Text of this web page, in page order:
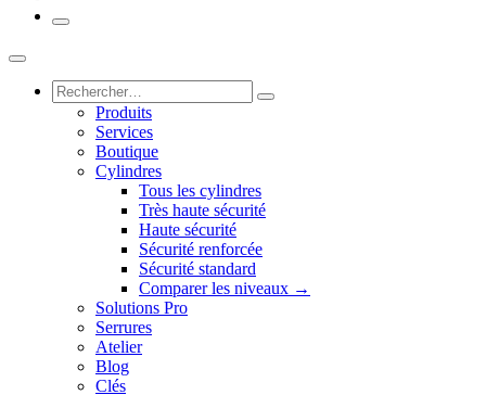
Produits
Services
Boutique
Cylindres
Tous les cylindres
Très haute sécurité
Haute sécurité
Sécurité renforcée
Sécurité standard
Comparer les niveaux →
Solutions Pro
Serrures
Atelier
Blog
Clés